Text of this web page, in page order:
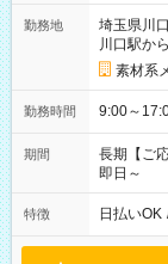
勤務地
埼玉県川
川口駅か
素材系
勤務時間
期間
長期【ご
即日～
特徴 日払いOK